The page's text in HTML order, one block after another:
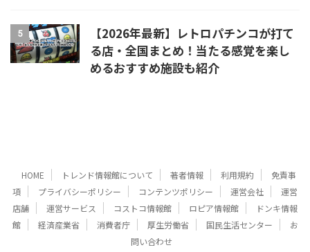
5
【2026年最新】レトロパチンコが打て
る店・全国まとめ！当たる感覚を楽し
めるおすすめ施設も紹介
HOME トレンド情報館について 著者情報 利用規約
免責事
項
プライバシーポリシー コンテンツポリシー 運営会社
運営
店舗
運営サービス コストコ情報館 ロピア情報館
ドンキ情報
館
経済産業省 消費者庁 厚生労働省 国民生活センター
お
問い合わせ